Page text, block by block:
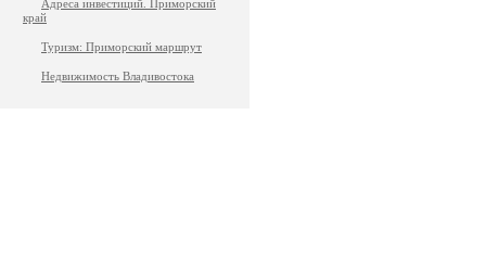
Адреса инвестиций. Приморский
край
Туризм: Приморский маршрут
Недвижимость Владивостока